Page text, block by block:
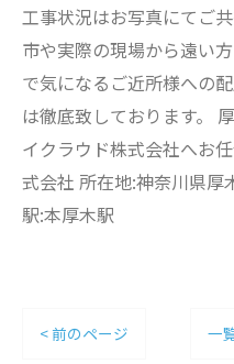
工事状況はお写真にてご
市や実際の現場から遠い
で気になるご近所様への
は徹底致しております。
イクラウド株式会社へお
式会社 所在地:神奈川県厚
駅:本厚木駅
< 前のページ 一